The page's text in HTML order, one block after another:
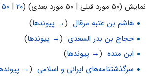
نمایش (۵۰ مورد قبلی | ۵۰ مورد بعدی) (
۲۰ | ۵۰
هاشم بن عتبه مرقال‏
(→ پیوندها)
حجاج بن بدر السعدی (→ پیوندها)
ابن منده‏
(→ پیوندها)
سرگذشتنامه‌های ایرانی و اسلامی‏
(
→